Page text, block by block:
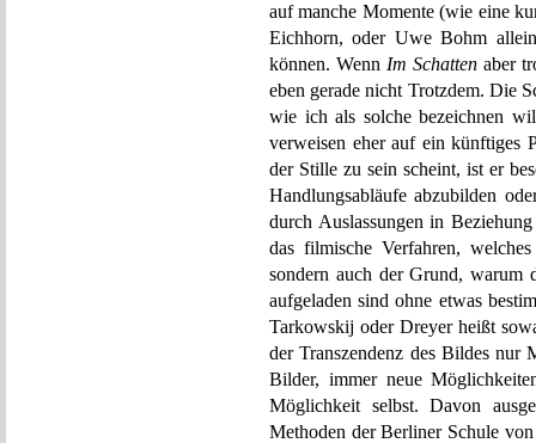
auf manche Momente (wie eine
Eichhorn, oder Uwe Bohm
können. Wenn Im Schatten aber
eben gerade nicht Trotzdem. Die
wie ich als solche bezeichnen
verweisen eher auf ein künftiges
der Stille zu sein scheint, ist er
Handlungsabläufe abzubilden
durch Auslassungen in
das filmische Verfahren,
sondern auch der Grund,
aufgeladen sind ohne etwas
Tarkowskij oder Dreyer heißt
der Transzendenz des Bildes
Bilder, immer neue
Möglichkeit selbst. Davon
Methoden der Berliner Schule